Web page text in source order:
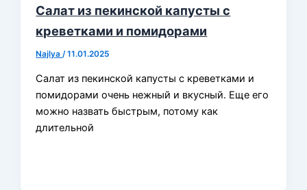
Салат из пекинской капусты с
креветками и помидорами
Najlya/11.01.2025
Салат из пекинской капусты с креветками и
помидорами очень нежный и вкусный. Еще его
можно назвать быстрым, потому как
длительной